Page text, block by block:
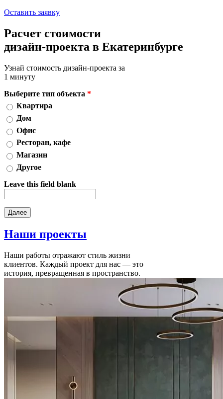
Оставить заявку
Расчет стоимости
дизайн-проекта в Екатеринбурге
Узнай стоимость дизайн-проекта за
1 минуту
Выберите тип объекта *
Квартира
Дом
Офис
Ресторан, кафе
Магазин
Другое
Leave this field blank
Наши проекты
Наши работы отражают стиль жизни
клиентов. Каждый проект для нас — это
история, превращенная в пространство.